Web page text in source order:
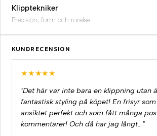
Klipptekniker
Precision, form och rörelse
KUNDRECENSION
★★★★★
"Det här var inte bara en klippning utan
fantastisk styling på köpet! En frisyr
ansiktet perfekt och som fått många
kommentarer! Och då har jag långt…"